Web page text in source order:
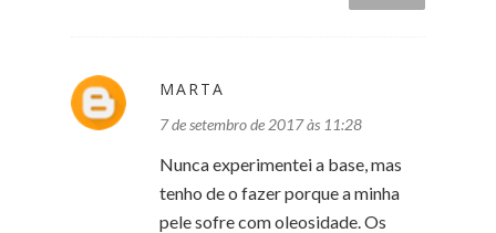
MARTA
7 de setembro de 2017 às 11:28
Nunca experimentei a base, mas
tenho de o fazer porque a minha
pele sofre com oleosidade. Os